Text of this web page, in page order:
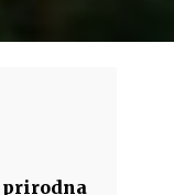
prirodna